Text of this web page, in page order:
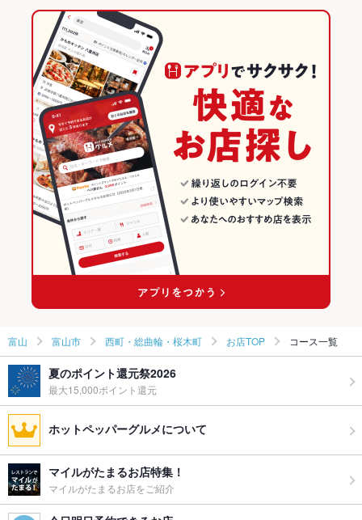
荒町駅 × 和食
荒町駅 × 日本料理・懐石・割烹
富山 × 和食
富山 × 日本料理・懐石・割烹
国際会議場前駅
富山のグルメランキング
富山の和食ランキング
富山の日本料理・懐石・割烹ランキング
富山市のグルメランキング
富山市の和食ランキング
富山市の日本料理・懐石・割烹ランキング
西町・総曲輪・桜木町のグルメランキング
富山 富山市 西町・総曲輪・桜木町 お店TOP コース一覧
夏のポイント還元祭2026
最大15,000ポイント還元
ホットペッパーグルメについて
マイルがたまるお店特集！
マイルがたまるお店をご紹介